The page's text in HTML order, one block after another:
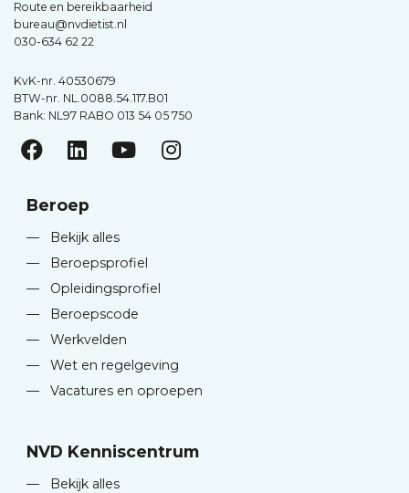
Route en bereikbaarheid
bureau@nvdietist.nl
030-634 62 22
KvK-nr. 40530679
BTW-nr. NL.0088.54.117.B01
Bank: NL97 RABO 013 54 05 750
Beroep
—
Bekijk alles
—
Beroepsprofiel
—
Opleidingsprofiel
—
Beroepscode
—
Werkvelden
—
Wet en regelgeving
—
Vacatures en oproepen
NVD Kenniscentrum
—
Bekijk alles